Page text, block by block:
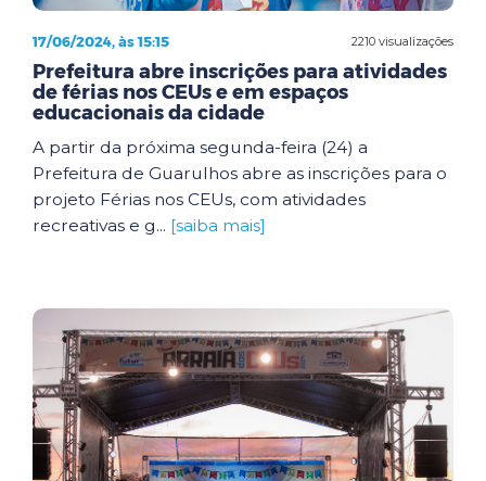
2210 visualizações
17/06/2024, às 15:15
Prefeitura abre inscrições para atividades
de férias nos CEUs e em espaços
educacionais da cidade
A partir da próxima segunda-feira (24) a
Prefeitura de Guarulhos abre as inscrições para o
projeto Férias nos CEUs, com atividades
recreativas e g... [saiba mais]